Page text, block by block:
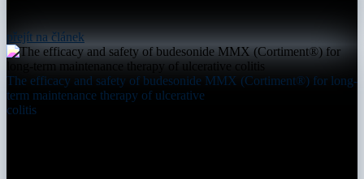
přejít na článek
The efficacy and safety of budesonide MMX (Cortiment®) for long-
term maintenance therapy of ulcerative
colitis